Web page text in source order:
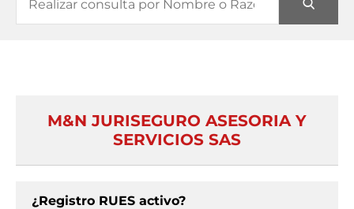
M&N JURISEGURO ASESORIA Y
SERVICIOS SAS
¿Registro RUES activo?